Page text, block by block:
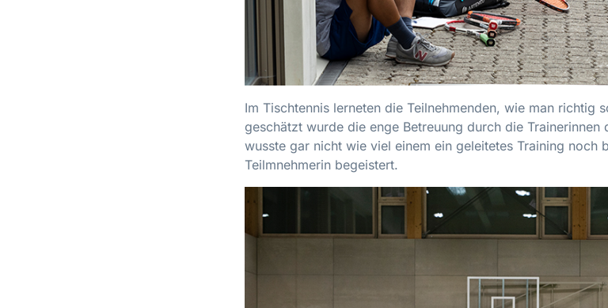
Im Tischtennis lerneten die Teilnehmenden, wie man richtig
geschätzt wurde die enge Betreuung durch die Trainerinnen
wusste gar nicht wie viel einem ein geleitetes Training noch
Teilmnehmerin begeistert.